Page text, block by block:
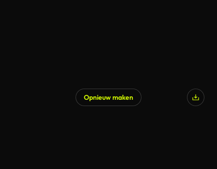
Opnieuw maken